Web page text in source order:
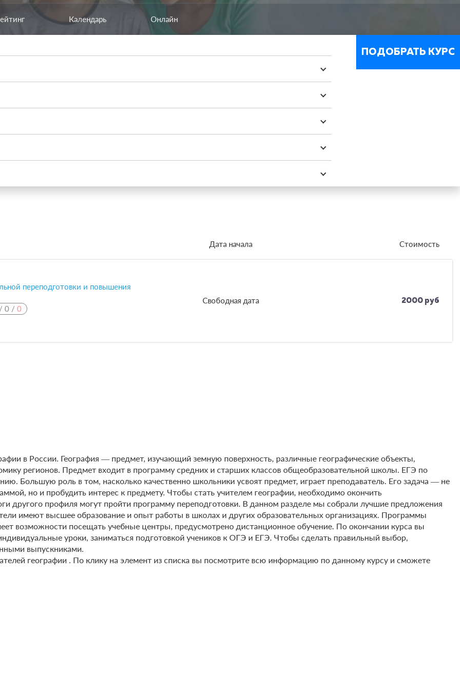
Календарь Онлайн
Дата начала Стоимость
переподготовки и повышения
/ 0 / 0
Свободная дата 2000 руб
в России. География ― предмет, изучающий земную поверхность, различные географические объекты,
регионов. Предмет входит в программу средних и старших классов общеобразовательной школы. ЕГЭ по
Большую роль в том, насколько качественно школьники усвоят предмет, играет преподаватель. Его задача ― не
но и пробудить интерес к предмету. Чтобы стать учителем географии, необходимо окончить
другого профиля могут пройти программу переподготовки. В данном разделе мы собрали лучшие предложения
имеют высшее образование и опыт работы в школах и других образовательных организациях. Программы
возможности посещать учебные центры, предусмотрено дистанционное обучение. По окончании курса вы
уроки, заниматься подготовкой учеников к ОГЭ и ЕГЭ. Чтобы сделать правильный выбор,
выпускниками.
географии . По клику на элемент из списка вы посмотрите всю информацию по данному курсу и сможете
ПОДОБРАТЬ КУРС